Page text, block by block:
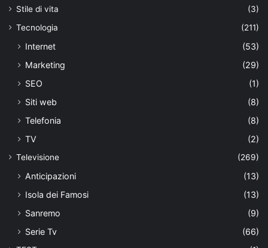
Stile di vita
(3)
Tecnologia
(211)
Internet
(53)
Marketing
(29)
SEO
(1)
Siti web
(8)
Telefonia
(8)
TV
(2)
Televisione (269)
Anticipazioni
(13)
Isola dei Famosi
(13)
Sanremo
(9)
Serie Tv
(66)